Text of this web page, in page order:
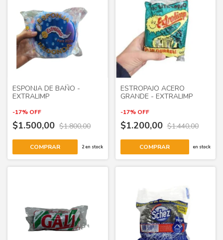
ESPONJA DE BAÑO -
EXTRALIMP
-17% OFF
$1.500,00 $1.800,00
COMPRAR 2en stock
ESTROPAJO ACERO
GRANDE - EXTRALIMP
-17% OFF
$1.200,00 $1.440,00
en stock